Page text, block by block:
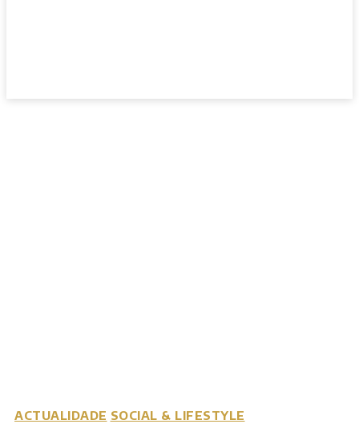
ACTUALIDADE SOCIAL & LIFESTYLE